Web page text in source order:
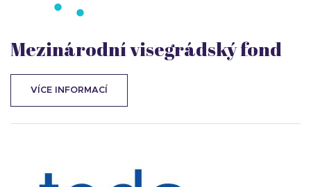
Mezinárodní visegrádský fond
VÍCE INFORMACÍ